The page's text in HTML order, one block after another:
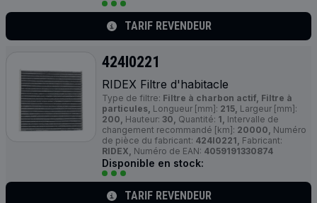
TARIF REVENDEUR
424I0221
RIDEX Filtre d'habitacle
Type de filtre: Filtre à charbon actif, Filtre à
particules, Longueur [mm]: 215, Largeur [mm]:
200, Hauteur: 30, Quantité: 1, Intervalle de
changement recommandé [km]: 20000, Numéro
de pièce du fabricant: 424I0221, Fabricant:
RIDEX, Numéro de EAN: 4059191330874
Disponible en stock:
TARIF REVENDEUR